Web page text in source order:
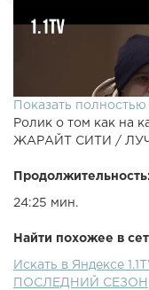
Показать полностью
Ролик о том как на
ЖАРАЙТ СИТИ /
24:25 мин.
Найти похожее в
Искать в Яндексе
ПОСЛЕДНИЙ СЕЗОН